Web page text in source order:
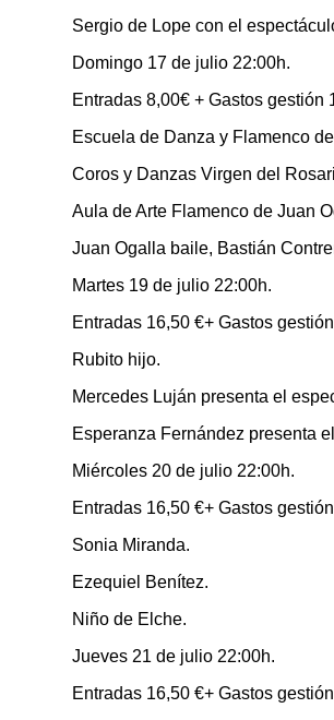
Sergio de Lope con el
Domingo 17 de julio 22:00h.
Entradas 8,00€ + Gastos gestión
Escuela de Danza y Flamenco
Coros y Danzas Virgen del
Aula de Arte Flamenco de Juan
Juan Ogalla baile, Bastián
Martes 19 de julio 22:00h.
Entradas 16,50 €+ Gastos
Rubito hijo.
Mercedes Luján presenta el
Esperanza Fernández presenta
Miércoles 20 de julio 22:00h.
Entradas 16,50 €+ Gastos
Sonia Miranda.
Ezequiel Benítez.
Niño de Elche.
Jueves 21 de julio 22:00h.
Entradas 16,50 €+ Gastos